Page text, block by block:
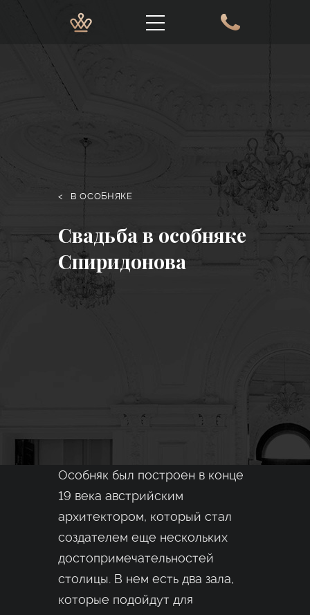
< В ОСОБНЯКЕ
Свадьба в особняке
Спиридонова
Особняк был построен в конце
19 века австрийским
архитектором, который стал
создателем еще нескольких
достопримечательностей
столицы. В нем есть два зала,
которые подойдут для